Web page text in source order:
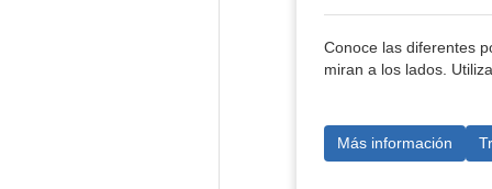
Conoce las diferentes
miran a los lados.
Más información